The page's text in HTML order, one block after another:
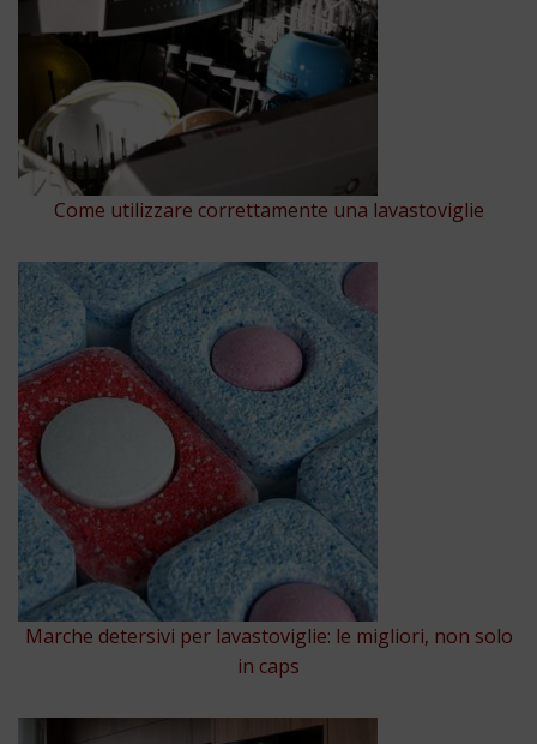
Come utilizzare correttamente una lavastoviglie
Marche detersivi per lavastoviglie: le migliori, non solo
in caps